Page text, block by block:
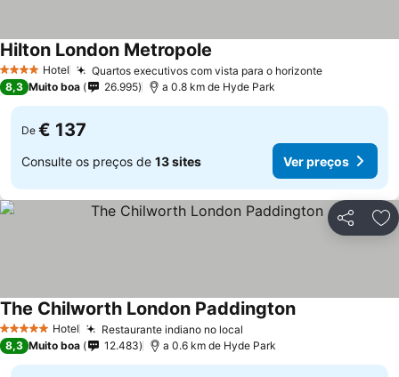
4 EstrelasHotel Quartos executivos com vista para o horizonte
Hilton London Metropole
8,3 Muito boa 26.995 a 0.8 km de Hyde Park
De € 137
Consulte os preços de 13 sites Ver preços
Partilhar
5 Estrelas Hotel Restaurante indiano no local
The Chilworth London Paddington
8,3 Muito boa 12.483 a 0.6 km de Hyde Park